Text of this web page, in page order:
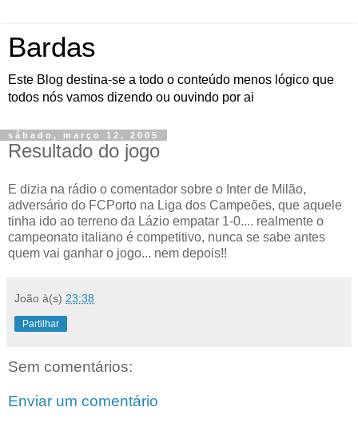
Bardas
Este Blog destina-se a todo o conteúdo menos lógico que
todos nós vamos dizendo ou ouvindo por ai
sábado, março 12, 2005
Resultado do jogo
E dizia na rádio o comentador sobre o Inter de Milão,
adversário do FCPorto na Liga dos Campeões, que aquele
tinha ido ao terreno da Lázio empatar 1-0.... realmente o
campeonato italiano é competitivo, nunca se sabe antes
quem vai ganhar o jogo... nem depois!!
João à(s) 23:38
Partilhar
Sem comentários:
Enviar um comentário